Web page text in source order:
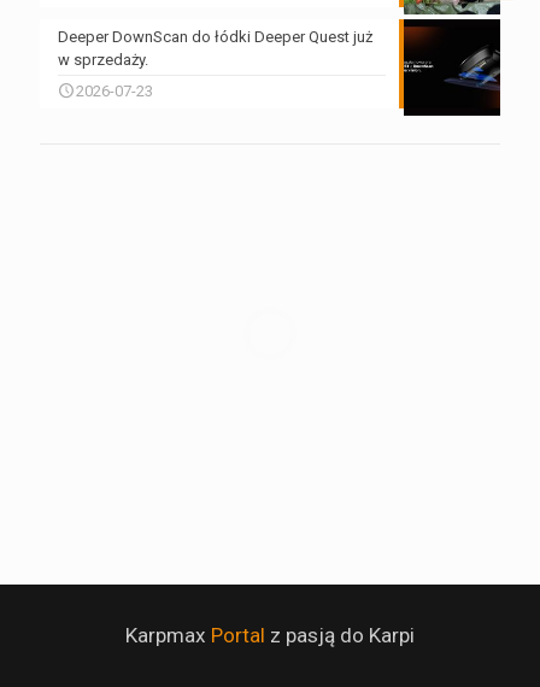
Deeper DownScan do łódki Deeper Quest już
w sprzedaży.
2026-07-23
Karpmax Portal z pasją do Karpi